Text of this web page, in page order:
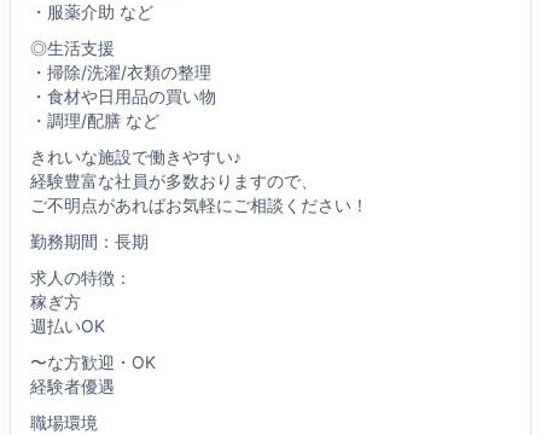
・服薬介助 など
◎生活支援
・掃除/洗濯/衣類の整理
・食材や日用品の買い物
・調理/配膳 など
きれいな施設で働きやすい♪
経験豊富な社員が多数おりますので、
ご不明点があればお気軽にご相談ください！
勤務期間：長期
求人の特徴：
稼ぎ方
週払いOK
〜な方歓迎・OK
経験者優遇
職場環境